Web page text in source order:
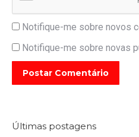
Notifique-me sobre novos
Notifique-me sobre novas
Postar Comentário
Últimas postagens